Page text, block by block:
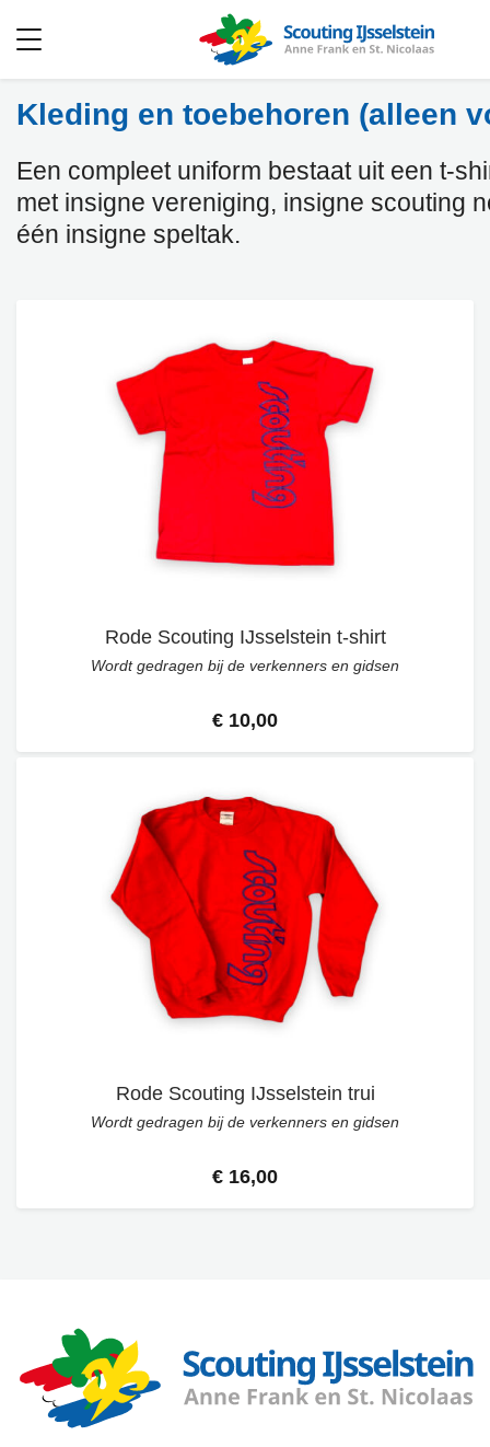
Open
Kleding en toebehoren (alleen
Een compleet uniform bestaat uit een t-
met insigne vereniging, insigne scouting
één insigne speltak.
Rode Scouting IJsselstein t-shirt
Wordt gedragen bij de verkenners en gidsen
€ 10,00
Rode Scouting IJsselstein trui
Wordt gedragen bij de verkenners en gidsen
€ 16,00